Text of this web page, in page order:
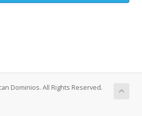
Dominios. All Rights Reserved.